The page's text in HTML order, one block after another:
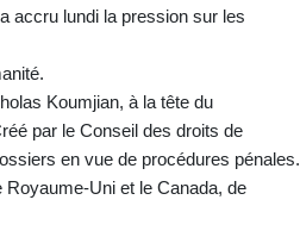
accru lundi la pression sur les
Koumjian, à la tête du
par le Conseil des droits de
en vue de procédures pénales.
Uni et le Canada, de